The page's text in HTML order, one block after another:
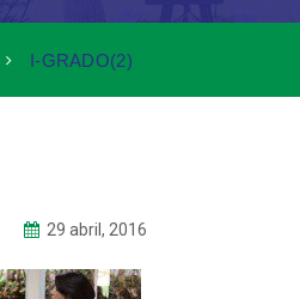
I-GRADO(2)
29 abril, 2016